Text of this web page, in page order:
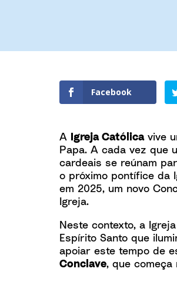
Facebook
A Igreja Católicavive
Papa. A cada vez que
cardeais se reúnam
o próximo pontífice da
em 2025, um novo
Igreja.
Neste contexto, a
Espírito Santo que
apoiar este tempo de
Conclave, que começa